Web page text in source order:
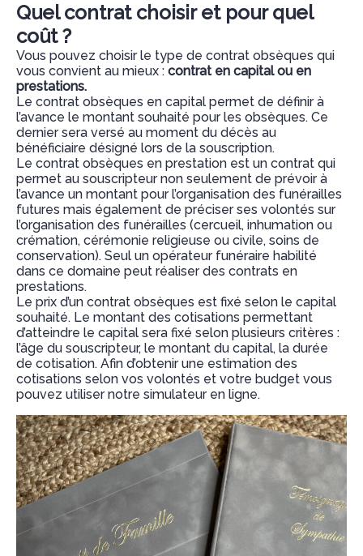
Quel contrat choisir et pour quel
coût ?
Vous pouvez choisir le type de contrat obsèques qui
vous convient au mieux : contrat en capital ou en
prestations.
Le contrat obsèques en capital permet de définir à
l’avance le montant souhaité pour les obsèques. Ce
dernier sera versé au moment du décès au
bénéficiaire désigné lors de la souscription.
Le contrat obsèques en prestation est un contrat qui
permet au souscripteur non seulement de prévoir à
l’avance un montant pour l’organisation des funérailles
futures mais également de préciser ses volontés sur
l’organisation des funérailles (cercueil, inhumation ou
crémation, cérémonie religieuse ou civile, soins de
conservation). Seul un opérateur funéraire habilité
dans ce domaine peut réaliser des contrats en
prestations.
Le prix d’un contrat obsèques est fixé selon le capital
souhaité. Le montant des cotisations permettant
d’atteindre le capital sera fixé selon plusieurs critères :
l’âge du souscripteur, le montant du capital, la durée
de cotisation. Afin d’obtenir une estimation des
cotisations selon vos volontés et votre budget vous
pouvez utiliser notre simulateur en ligne.